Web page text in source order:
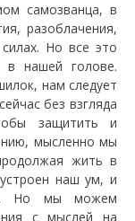
самозванца, в
разоблачения,
Но все это
в нашей голове.
нам следует
без взгляда
защитить и
мысленно мы
жить в
наш ум, и
Но мы можем
с мыслей на